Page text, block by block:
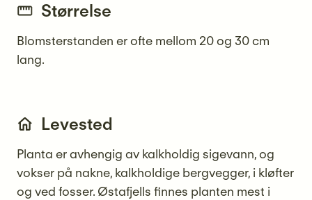
Størrelse
Blomsterstanden er ofte mellom 20 og 30 cm
lang.
Levested
Planta er avhengig av kalkholdig sigevann, og
vokser på nakne, kalkholdige bergvegger, i kløfter
og ved fosser. Østafjells finnes planten mest i